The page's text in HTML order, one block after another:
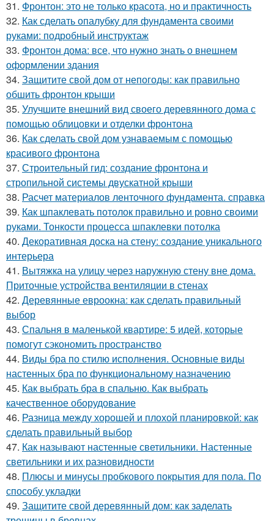
31. Фронтон: это не только красота, но и практичность
32. Как сделать опалубку для фундамента своими
руками: подробный инструктаж
33. Фронтон дома: все, что нужно знать о внешнем
оформлении здания
34. Защитите свой дом от непогоды: как правильно
обшить фронтон крыши
35. Улучшите внешний вид своего деревянного дома с
помощью облицовки и отделки фронтона
36. Как сделать свой дом узнаваемым с помощью
красивого фронтона
37. Строительный гид: создание фронтона и
стропильной системы двускатной крыши
38. Расчет материалов ленточного фундамента. справка
39. Как шпаклевать потолок правильно и ровно своими
руками. Тонкости процесса шпаклевки потолка
40. Декоративная доска на стену: создание уникального
интерьера
41. Вытяжка на улицу через наружную стену вне дома.
Приточные устройства вентиляции в стенах
42. Деревянные евроокна: как сделать правильный
выбор
43. Спальня в маленькой квартире: 5 идей, которые
помогут сэкономить пространство
44. Виды бра по стилю исполнения. Основные виды
настенных бра по функциональному назначению
45. Как выбрать бра в спальню. Как выбрать
качественное оборудование
46. Разница между хорошей и плохой планировкой: как
сделать правильный выбор
47. Как называют настенные светильники. Настенные
светильники и их разновидности
48. Плюсы и минусы пробкового покрытия для пола. По
способу укладки
49. Защитите свой деревянный дом: как заделать